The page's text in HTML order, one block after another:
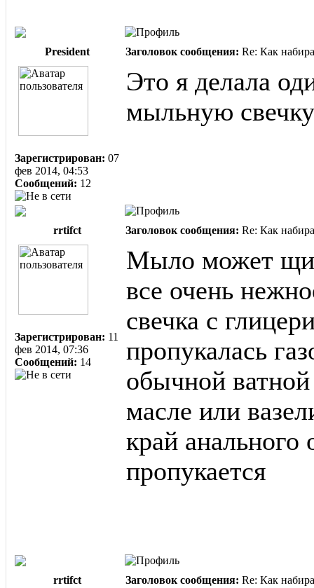
President Заголовок сообщения: Re: Как
Зарегистрирован: 07
фев 2014, 04:53
Сообщений: 12
Это я делала
мыльную
rrtifct Заголовок сообщения: Re: Как
Зарегистрирован: 11
фев 2014, 07:36
Сообщений: 14
Мыло может
все очень
свечка с
пропукалась
обычной
масле или
край анального
пропукается
rrtifct Заголовок сообщения: Re: Как